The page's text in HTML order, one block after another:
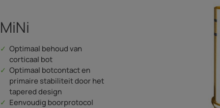
Regeneration
Instruments
Equipment
Biolase
MiNi
Optimaal behoud van
corticaal bot
Optimaal botcontact en
primaire stabiliteit door het
tapered design
Eenvoudig boorprotocol